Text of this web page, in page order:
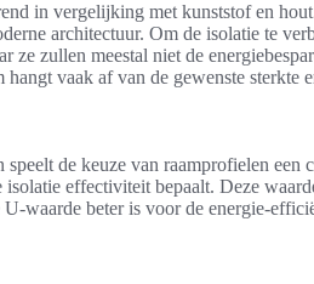
in vergelijking met kunststof en
architectuur. Om de isolatie te
ze zullen meestal niet de
vaak af van de gewenste sterkte
de keuze van raamprofielen
effectiviteit bepaalt. Deze
waarde beter is voor de energie-